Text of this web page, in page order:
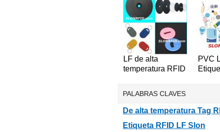
LF de alta
temperatura RFID
PVC
PALABRAS CLAVES
De alta temperatura Tag
Etiqueta RFID LF Slon